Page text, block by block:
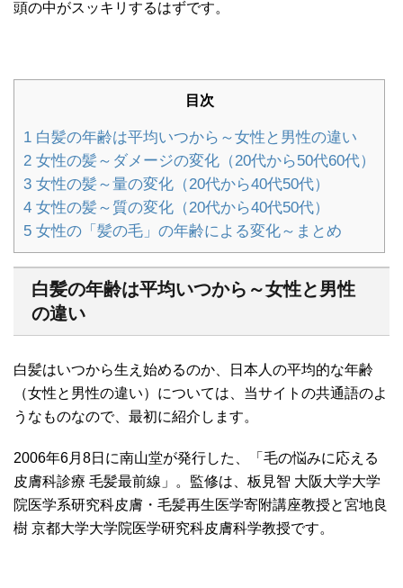
頭の中がスッキリするはずです。
目次
1 白髪の年齢は平均いつから～女性と男性の違い
2 女性の髪～ダメージの変化（20代から50代60代）
3 女性の髪～量の変化（20代から40代50代）
4 女性の髪～質の変化（20代から40代50代）
5 女性の「髪の毛」の年齢による変化～まとめ
白髪の年齢は平均いつから～女性と男性
の違い
白髪はいつから生え始めるのか、日本人の平均的な年齢
（女性と男性の違い）については、当サイトの共通語のよ
うなものなので、最初に紹介します。
2006年6月8日に南山堂が発行した、「毛の悩みに応える
皮膚科診療 毛髪最前線」。監修は、板見智 大阪大学大学
院医学系研究科皮膚・毛髪再生医学寄附講座教授と宮地良
樹 京都大学大学院医学研究科皮膚科学教授です。